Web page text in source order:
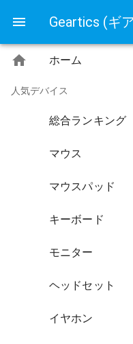
Geartics (ギ
ホーム
人気デバイス
総合ランキング
マウス
マウスパッド
キーボード
モニター
ヘッドセット
イヤホン